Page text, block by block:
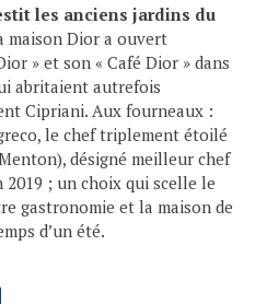
les anciens jardins du
maison Dior a ouvert
» et son « Café Dior » dans
abritaient autrefois
Cipriani. Aux fourneaux :
le chef triplement étoilé
désigné meilleur chef
2019 ; un choix qui scelle le
gastronomie et la maison de
d’un été.